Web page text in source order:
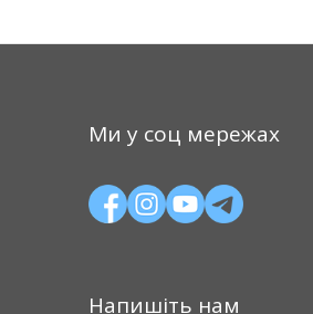
Ми у соц мережах
Напишіть нам